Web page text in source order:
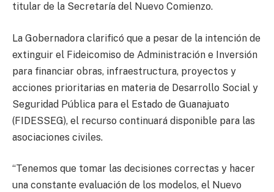
titular de la Secretaría del Nuevo Comienzo.
La Gobernadora clarificó que a pesar de la intención de
extinguir el Fideicomiso de Administración e Inversión
para financiar obras, infraestructura, proyectos y
acciones prioritarias en materia de Desarrollo Social y
Seguridad Pública para el Estado de Guanajuato
(FIDESSEG), el recurso continuará disponible para las
asociaciones civiles.
“Tenemos que tomar las decisiones correctas y hacer
una constante evaluación de los modelos, el Nuevo